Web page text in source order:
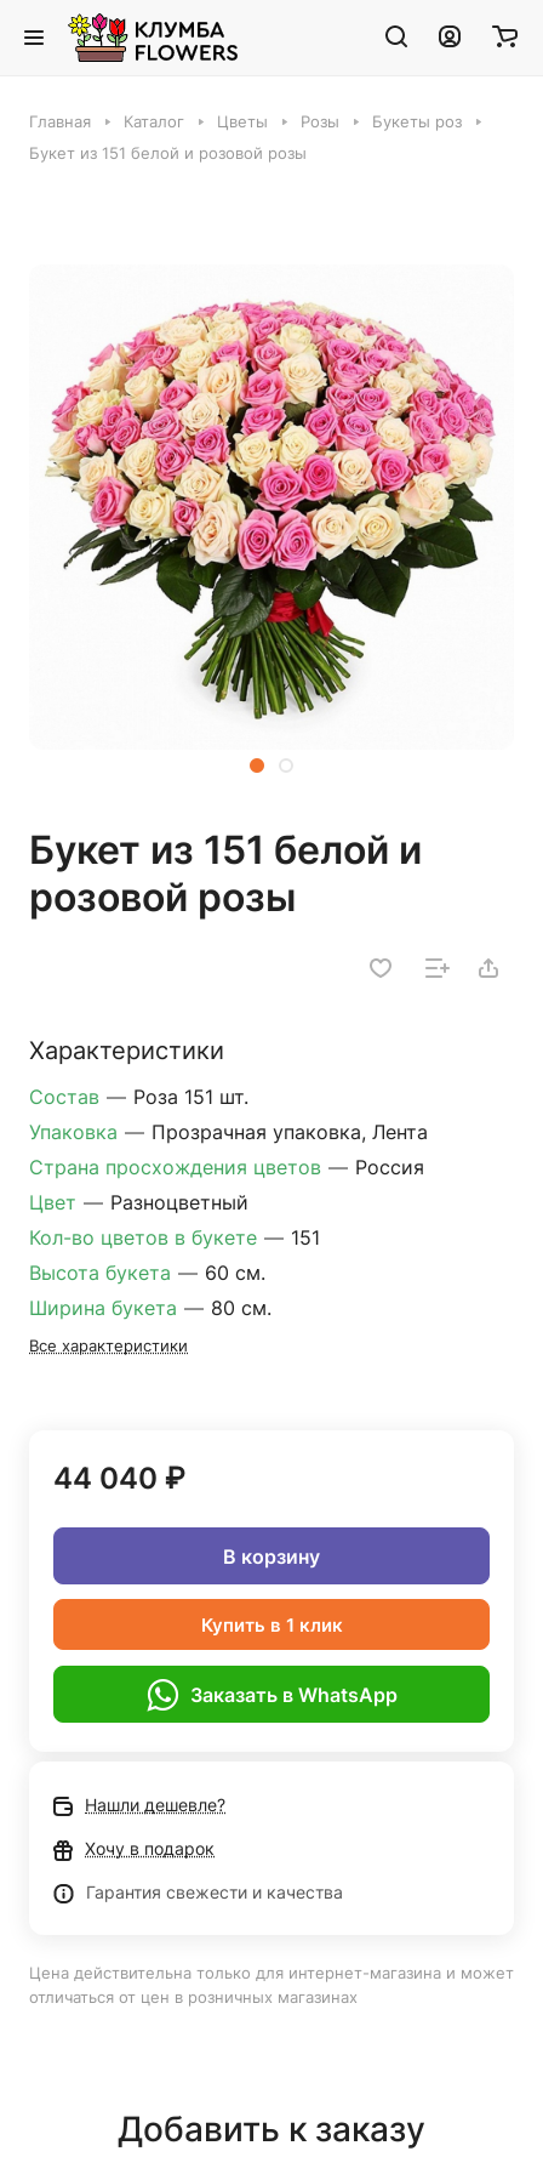
Главная Каталог Цветы Розы
Букеты роз
Букет из 151 белой и розовой розы
Букет из 151 белой и
розовой розы
Характеристики
Состав — Роза 151 шт.
Упаковка — Прозрачная упаковка, Лента
Страна просхождения цветов — Россия
Цвет — Разноцветный
Кол-во цветов в букете — 151
Высота букета — 60 см.
Ширина букета — 80 см.
Все характеристики
44 040 ₽
В корзину
Купить в 1 клик
Заказать в WhatsApp
Нашли дешевле?
Хочу в подарок
Гарантия свежести и качества
Цена действительна только для интернет-магазина и может
отличаться от цен в розничных магазинах
Добавить к заказу